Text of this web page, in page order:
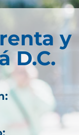
y
D.C.